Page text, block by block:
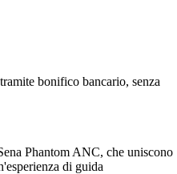
bonifico bancario, senza
Phantom ANC, che uniscono
di guida